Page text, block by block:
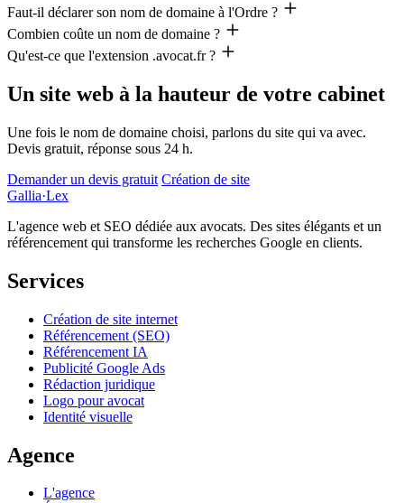
Faut-il déclarer son nom de domaine à l'Ordre ?
Combien coûte un nom de domaine ?
Qu'est-ce que l'extension .avocat.fr ?
Un site web à la hauteur de votre cabinet
Une fois le nom de domaine choisi, parlons du site qui va avec.
Devis gratuit, réponse sous 24 h.
Demander un devis gratuit Création de site
Gallia·Lex
L'agence web et SEO dédiée aux avocats. Des sites élégants et un
référencement qui transforme les recherches Google en clients.
Services
Création de site internet
Référencement (SEO)
Référencement IA
Publicité Google Ads
Rédaction juridique
Logo pour avocat
Identité visuelle
Agence
L'agence